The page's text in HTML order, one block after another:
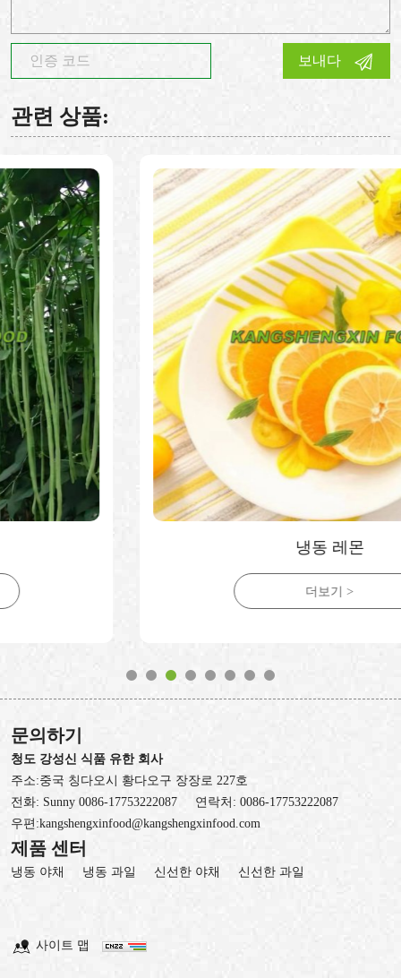
보내다
관련 상품:
문의하기
청도 강성신 식품 유한 회사
주소:중국 칭다오시 황다오구 장장로 227호
전화: Sunny 0086-17753222087 연락처: 0086-17753222087
우편:kangshengxinfood@kangshengxinfood.com
제품 센터
냉동 야채 냉동 과일 신선한 야채 신선한 과일
사이트 맵